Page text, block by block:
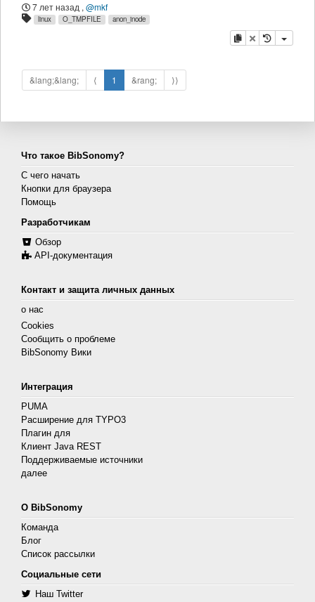
7 лет назад , @mkf
linux O_TMPFILE anon_inode
копировать
удалить
&lang;&lang; ⟨ 1 &rang; ⟩⟩
Что такое BibSonomy?
С чего начать
Кнопки для браузера
Помощь
Разработчикам
Обзор
API-документация
Контакт и защита личных данных
о нас
Cookies
Сообщить о проблеме
BibSonomy Вики
Интеграция
PUMA
Расширение для TYPO3
Плагин для
Клиент Java REST
Поддерживаемые источники
далее
О BibSonomy
Команда
Блог
Список рассылки
Социальные сети
Наш Twitter